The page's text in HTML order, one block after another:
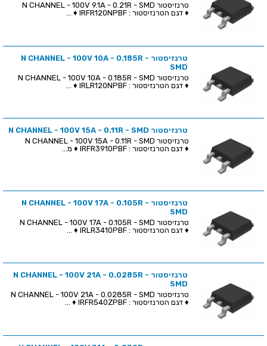
♦ דגם הטרנזיסטור : IRFR120NPBF ♦ ...
טרנזיסטור N CHANNEL - 100V 10A - 0.185R -
SMD
♦ דגם הטרנזיסטור : IRLR120NPBF ♦ ...
טרנזיסטור N CHANNEL - 100V 15A - 0.11R - SMD
♦ דגם הטרנזיסטור : IRFR3910PBF ♦ מ...
טרנזיסטור N CHANNEL - 100V 17A - 0.105R -
SMD
♦ דגם הטרנזיסטור : IRLR3410PBF ♦ ...
טרנזיסטור N CHANNEL - 100V 21A - 0.0285R -
SMD
♦ דגם הטרנזיסטור : IRFR540ZPBF ♦ ...